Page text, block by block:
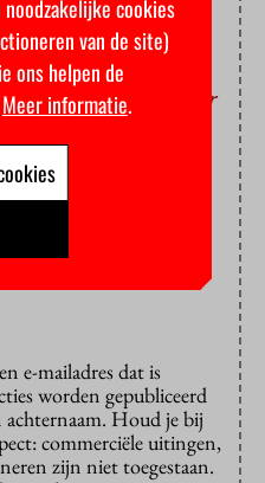
voor
‘Voorbeeld voor
housing fee voor
water: ‘Het boeit
e-mailadres dat is
worden gepubliceerd
Houd je bij
commerciële uitingen,
zijn niet toegestaan.
cookies
van de site)
ons helpen de
Meer informatie.